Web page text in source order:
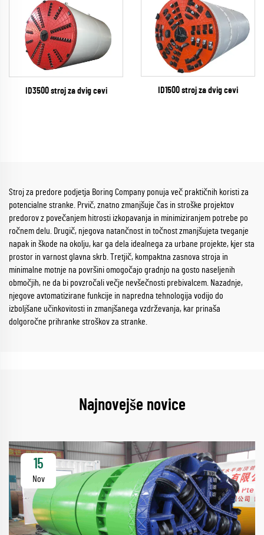
ID3500 stroj za dvig cevi ID1500 stroj za dvig cevi
Stroj za predore podjetja Boring Company ponuja več praktičnih koristi za
potencialne stranke. Prvič, znatno zmanjšuje čas in stroške projektov
predorov z povečanjem hitrosti izkopavanja in minimiziranjem potrebe po
ročnem delu. Drugič, njegova natančnost in točnost zmanjšujeta tveganje
napak in škode na okolju, kar ga dela idealnega za urbane projekte, kjer sta
prostor in varnost glavna skrb. Tretjič, kompaktna zasnova stroja in
minimalne motnje na površini omogočajo gradnjo na gosto naseljenih
območjih, ne da bi povzročali večje nevšečnosti prebivalcem. Nazadnje,
njegove avtomatizirane funkcije in napredna tehnologija vodijo do
izboljšane učinkovitosti in zmanjšanega vzdrževanja, kar prinaša
dolgoročne prihranke stroškov za stranke.
Najnovejše novice
15
Nov